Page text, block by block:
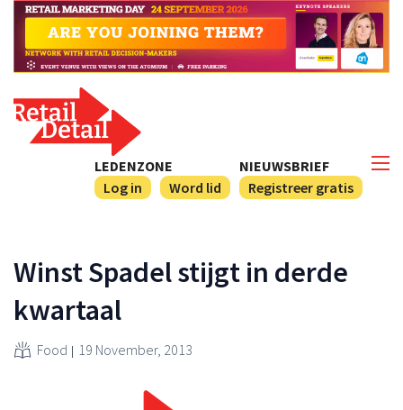
NIEUWSBRIEF
Registreer gratis
LEDENZONE
Log in
Word lid
Winst Spadel stijgt in derde
kwartaal
Food 19 November, 2013